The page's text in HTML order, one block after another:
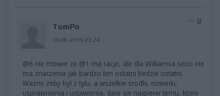
TomPo
09.06.2019 23:24
0
@6 nie mowie ze @1 ma racje, ale dla Williamsa serio nie
ma znaczenia jak bardzo ten ostatni bedzie ostatni.
Wazne zeby byl z tylu, a wszelkie srodki, nowinki,
usprawnienia i ustawienia, daje sie najpierw temu, ktory